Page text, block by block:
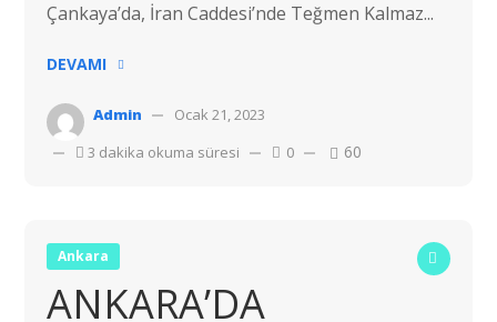
Çankaya’da, İran Caddesi’nde Teğmen Kalmaz...
DEVAMI
Admin
Ocak 21, 2023
3 dakika okuma süresi
0 60
Ankara
ANKARA’DA